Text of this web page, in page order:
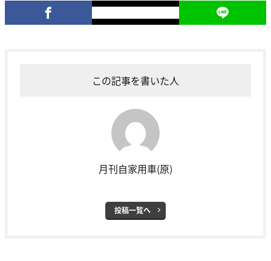
この記事を書いた人
月刊自家用車(原)
投稿一覧へ